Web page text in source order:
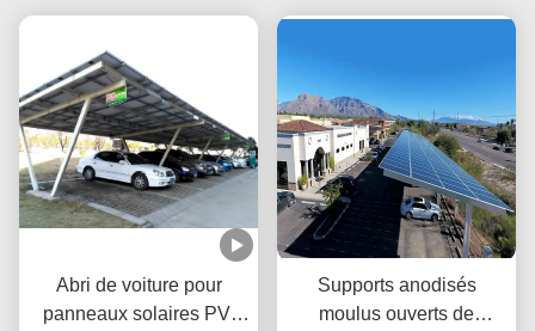
Abri de voiture pour
panneaux solaires PV,
Supports anodisés
moulus ouverts de